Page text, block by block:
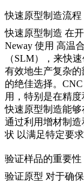
快速原型制造流程
快速原型制造 在
Neway 使用 高温
（SLM）
，来快
有效地生产复杂
的绝佳选择。
用，特别是在精度
快速原型制造能够
通过利用增材制
状 以满足特定要
验证样品的重要性
验证原型 对于确